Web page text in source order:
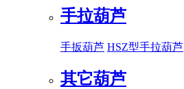
手拉葫芦
手扳葫芦 HSZ型手拉葫芦
其它葫芦